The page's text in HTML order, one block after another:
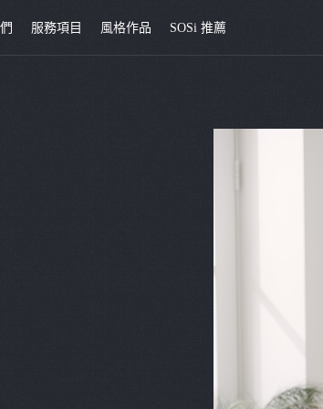
服務項目 風格作品 SOSi 推薦